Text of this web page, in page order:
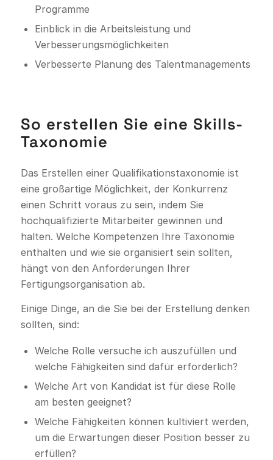
Programme
Einblick in die Arbeitsleistung und
Verbesserungsmöglichkeiten
Verbesserte Planung des Talentmanagements
So erstellen Sie eine Skills-
Taxonomie
Das Erstellen einer Qualifikationstaxonomie ist
eine großartige Möglichkeit, der Konkurrenz
einen Schritt voraus zu sein, indem Sie
hochqualifizierte Mitarbeiter gewinnen und
halten. Welche Kompetenzen Ihre Taxonomie
enthalten und wie sie organisiert sein sollten,
hängt von den Anforderungen Ihrer
Fertigungsorganisation ab.
Einige Dinge, an die Sie bei der Erstellung denken
sollten, sind:
Welche Rolle versuche ich auszufüllen und
welche Fähigkeiten sind dafür erforderlich?
Welche Art von Kandidat ist für diese Rolle
am besten geeignet?
Welche Fähigkeiten können kultiviert werden,
um die Erwartungen dieser Position besser zu
erfüllen?